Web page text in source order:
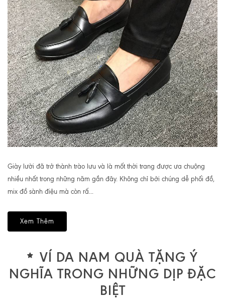
Giày lười đã trở thành trào lưu và là mốt thời trang được ưa chuộng
nhiều nhất trong những năm gần đây. Không chỉ bởi chúng dễ phối đồ,
mix đồ sành điệu mà còn rấ...
Xem Thêm
VÍ DA NAM QUÀ TẶNG Ý
NGHĨA TRONG NHỮNG DỊP ĐẶC
BIỆT